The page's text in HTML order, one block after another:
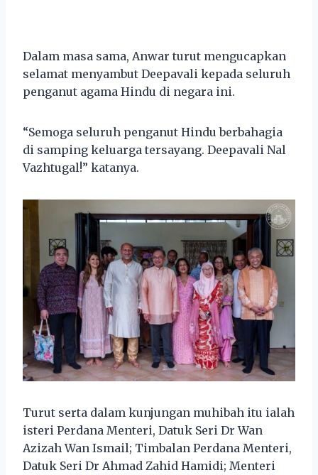
Dalam masa sama, Anwar turut mengucapkan
selamat menyambut Deepavali kepada seluruh
penganut agama Hindu di negara ini.
“Semoga seluruh penganut Hindu berbahagia
di samping keluarga tersayang. Deepavali Nal
Vazhtugal!” katanya.
Turut serta dalam kunjungan muhibah itu ialah
isteri Perdana Menteri, Datuk Seri Dr Wan
Azizah Wan Ismail; Timbalan Perdana Menteri,
Datuk Seri Dr Ahmad Zahid Hamidi; Menteri